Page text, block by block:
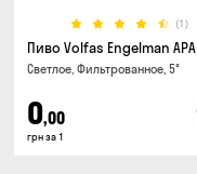
(1)
Пиво Volfas Engelman APA
Светлое, Фильтрованное, 5°
0,00
грн за 1